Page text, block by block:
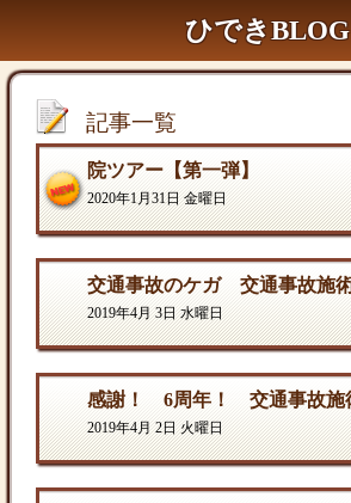
ひできBLOG
記事一覧
院ツアー【第一弾】
2020年1月31日 金曜日
2019年4月 3日 水曜日
2019年4月 2日 火曜日